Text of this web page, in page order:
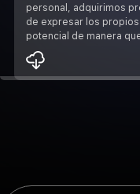
personal, adquirimos
de expresar los
potencial de manera